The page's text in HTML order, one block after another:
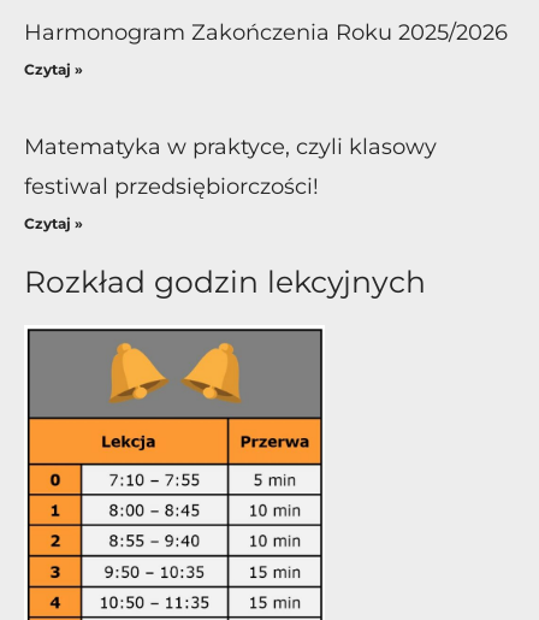
Harmonogram Zakończenia Roku 2025/2026
Czytaj »
Matematyka w praktyce, czyli klasowy
festiwal przedsiębiorczości!
Czytaj »
Rozkład godzin lekcyjnych